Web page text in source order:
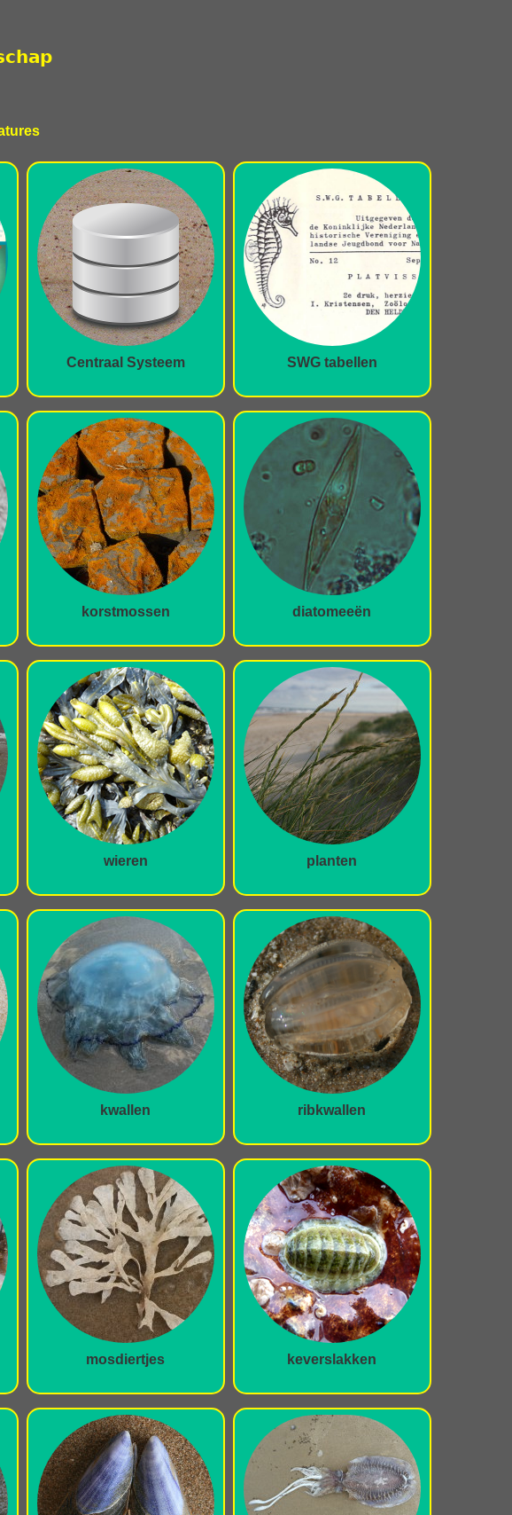
Centraal Systeem SWG tabellen
korstmossen diatomeeën
wieren planten
kwallen ribkwallen
mosdiertjes keverslakken